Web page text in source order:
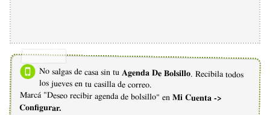
No salgas de casa sin tu Agenda De Bolsillo. Recibila todos
los jueves en tu casilla de correo.
Marcá "Deseo recibir agenda de bolsillo" en Mi Cuenta ->
Configurar.